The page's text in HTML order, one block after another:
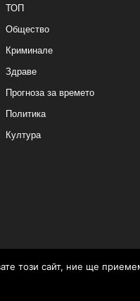
ТОП
Общество
Криминале
Здраве
Прогноза за времето
Политика
Култура
този сайт, ние ще